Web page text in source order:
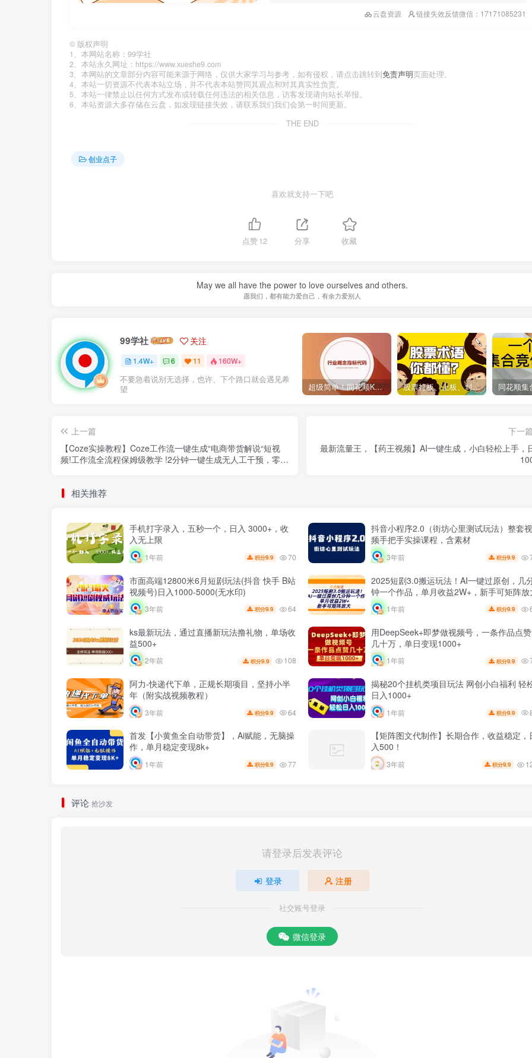
云盘资源
链接失效反馈微信：17171085231
© 版权声明
1、本网站名称：99学社
2、本站永久网址：https://www.xueshe9.com
3、本网站的文章部分内容可能来源于网络，仅供大家学习与参考，如有侵权，请点击跳转到免责声明页面处理。
4、本站一切资源不代表本站立场，并不代表本站赞同其观点和对其真实性负责。
5、本站一律禁止以任何方式发布或转载任何违法的相关信息，访客发现请向站长举报。
6、本站资源大多存储在云盘，如发现链接失效，请联系我们我们会第一时间更新。
THE END
创业点子
喜欢就支持一下吧
点赞12 分享 收藏
May we all have the power to love ourselves and others.
愿我们，都有能力爱自己，有余力爱别人
99学社 关注
1.4W+ 6 11 160W+
不要急着说别无选择，也许、下个路口就会遇见希
望
超级简单！同花顺K线界面显示行业概念指标代码图解 股票打板、上板、封板、翘板、炸板是什么意思？炒股你必须懂的暗语！
上一篇
【Coze实操教程】Coze工作流一键生成“电商带货解说“短视
频!工作流全流程保姆级教学 !2分钟一键生成无人工干预，零基
下一篇
最新流量王，【药王视频】AI一键生成，小白轻松上手，
相关推荐
手机打字录入，五秒一个，日入 3000+，收
入无上限
1年前 积分9.9 70
抖音小程序2.0（街坊心里测试玩法）整套视
频手把手实操课程，含素材
3年前 积分9.9
市面高端12800米6月短剧玩法(抖音 快手 B站
视频号)日入1000-5000(无水印)
3年前 积分9.9 64
2025短剧3.0搬运玩法！AI一键过原创，几
钟一个作品，单月收益2W+，新手可矩阵放
1年前 积分9.9
ks最新玩法，通过直播新玩法撸礼物，单场收
益500+
2年前 积分9.9 108
用DeepSeek+即梦做视频号，一条作品点赞
几十万，单日变现1000+
1年前 积分9.9
阿力-快递代下单，正规长期项目，坚持小半
年（附实战视频教程）
3年前 积分9.9 64
揭秘20个挂机类项目玩法 网创小白福利 轻
日入1000+
1年前 积分9.9
首发【小黄鱼全自动带货】，Ai赋能，无脑操
作，单月稳定变现8k+
1年前 积分9.9 77
【矩阵图文代制作】长期合作，收益稳定，
入500！
3年前 积分9.9
评论 抢沙发
请登录后发表评论
登录 注册
社交账号登录
微信登录